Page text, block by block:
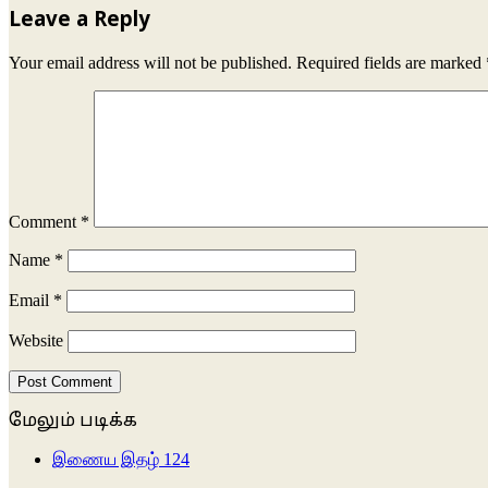
Leave a Reply
Your email address will not be published. Required fields are marked
Comment *
Name *
Email *
Website
மேலும் படிக்க
இணைய இதழ் 124